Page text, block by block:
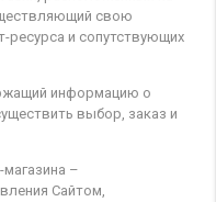
свою
ресурса и сопутствующих
информацию о
выбор, заказ и
–
Сайтом,